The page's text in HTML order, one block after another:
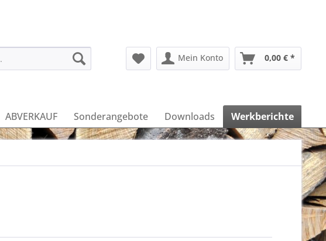
Mein Konto 0,00 € *
ABVERKAUF Sonderangebote Downloads Werkberichte